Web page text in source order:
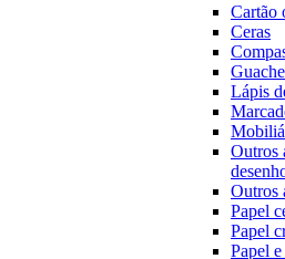
Cartão
Ceras
Guache
Lápis
Outros
Outros
Papel
Papel
Papel